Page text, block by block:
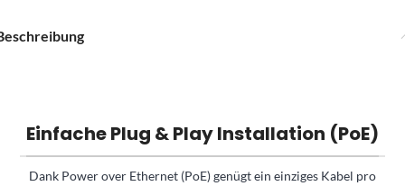
Einfache Plug & Play Installation (PoE)
Dank Power over Ethernet (PoE) genügt ein einziges Kabel pro